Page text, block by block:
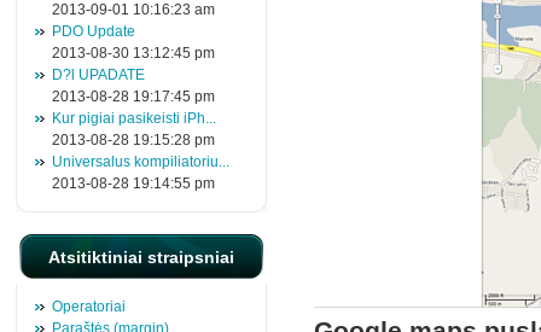
2013-09-01 10:16:23 am
PDO Update
2013-08-30 13:12:45 pm
D?l UPADATE
2013-08-28 19:17:45 pm
Kur pigiai pasikeisti iPh...
2013-08-28 19:15:28 pm
Universalus kompiliatoriu...
2013-08-28 19:14:55 pm
Atsitiktiniai straipsniai
Operatoriai
Paraštės (margin)